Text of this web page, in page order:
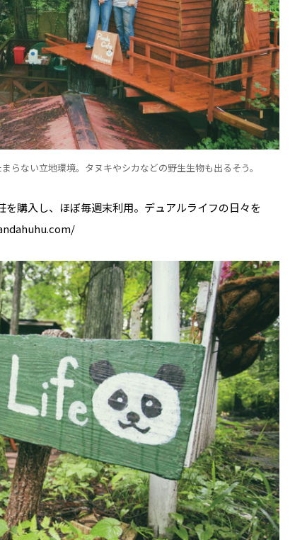
らない立地環境。タヌキやシカなどの野生生物も出るそう。
購入し、ほぼ毎週末利用。デュアルライフの日々を